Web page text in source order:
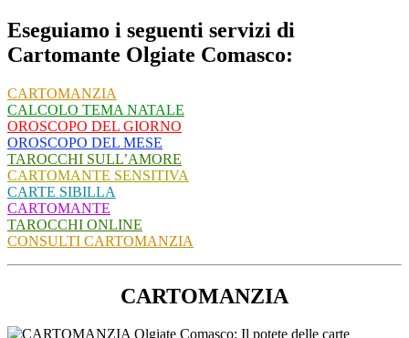
Eseguiamo i seguenti servizi di
Cartomante Olgiate Comasco:
CARTOMANZIA
CALCOLO TEMA NATALE
OROSCOPO DEL GIORNO
OROSCOPO DEL MESE
TAROCCHI SULL’AMORE
CARTOMANTE SENSITIVA
CARTE SIBILLA
CARTOMANTE
TAROCCHI ONLINE
CONSULTI CARTOMANZIA
CARTOMANZIA